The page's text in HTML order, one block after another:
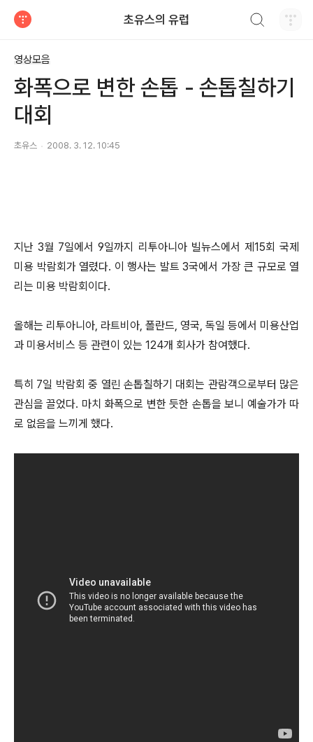
초유스의 유럽
영상모음
화폭으로 변한 손톱 - 손톱칠하기
대회
초유스 2008. 3. 12. 10:45
지난 3월 7일에서 9일까지 리투아니아 빌뉴스에서 제15회 국제
미용 박람회가 열렸다. 이 행사는 발트 3국에서 가장 큰 규모로 열
리는 미용 박람회이다.
올해는 리투아니아, 라트비아, 폴란드, 영국, 독일 등에서 미용산업
과 미용서비스 등 관련이 있는 124개 회사가 참여했다.
특히 7일 박람회 중 열린 손톱칠하기 대회는 관람객으로부터 많은
관심을 끌었다. 마치 화폭으로 변한 듯한 손톱을 보니 예술가가 따
로 없음을 느끼게 했다.